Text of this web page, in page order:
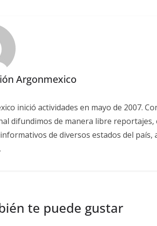
Argonmexico
inició actividades en mayo de 2007.
difundimos de manera libre
de diversos estados del
te puede gustar